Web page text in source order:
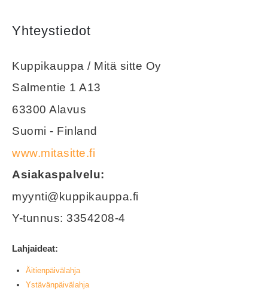
Yhteystiedot
Kuppikauppa / Mitä sitte Oy
Salmentie 1 A13
63300 Alavus
Suomi - Finland
www.mitasitte.fi
Asiakaspalvelu:
myynti@kuppikauppa.fi
Y-tunnus: 3354208-4
Lahjaideat:
Äitienpäivälahja
Ystävänpäivälahja